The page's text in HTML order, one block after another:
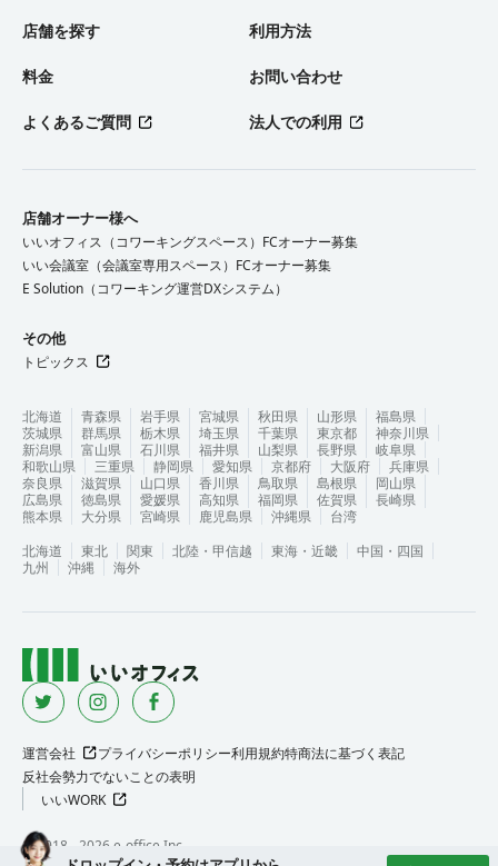
店舗を探す 利用方法
料金 お問い合わせ
よくあるご質問 法人での利用
店舗オーナー様へ
いいオフィス（コワーキングスペース）FCオーナー募集
いい会議室（会議室専用スペース）FCオーナー募集
E Solution（コワーキング運営DXシステム）
その他
トピックス
北海道 青森県 岩手県 宮城県 秋田県 山形県
福島県
茨城県
群馬県 栃木県 埼玉県 千葉県 東京都
神奈川県
新潟県
富山県 石川県 福井県 山梨県 長野県
岐阜県
和歌山県
三重県 静岡県 愛知県 京都府 大阪府
兵庫県
奈良県
滋賀県 山口県 香川県 鳥取県 島根県
岡山県
広島県
徳島県 愛媛県 高知県 福岡県 佐賀県
長崎県
熊本県
大分県 宮崎県 鹿児島県 沖縄県
台湾
北海道
東北 関東 北陸・甲信越 東海・近畿
中国・四国
九州
沖縄 海外
運営会社 プライバシーポリシー利用規約特商法に基づく表記
反社会勢力でないことの表明
いいWORK
©︎ 2018 - 2026 e-office Inc.